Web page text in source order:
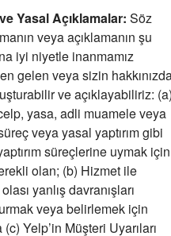
Yasal Açıklamalar: Söz
veya açıklamanın şu
iyi niyetle inanmamız
gelen veya sizin
ve açıklayabiliriz:
yasa, adli muamele veya
veya yasal yaptırım gibi
süreçlerine uymak için
olan; (b) Hizmet ile
yanlış davranışları
veya belirlemek için
Yelp’in Müşteri Uyarıları